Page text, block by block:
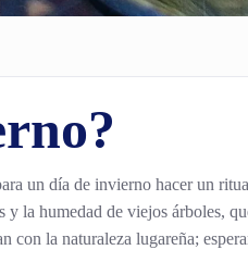
un día de invierno hacer un
y la humedad de viejos árboles,
con la naturaleza lugareña;